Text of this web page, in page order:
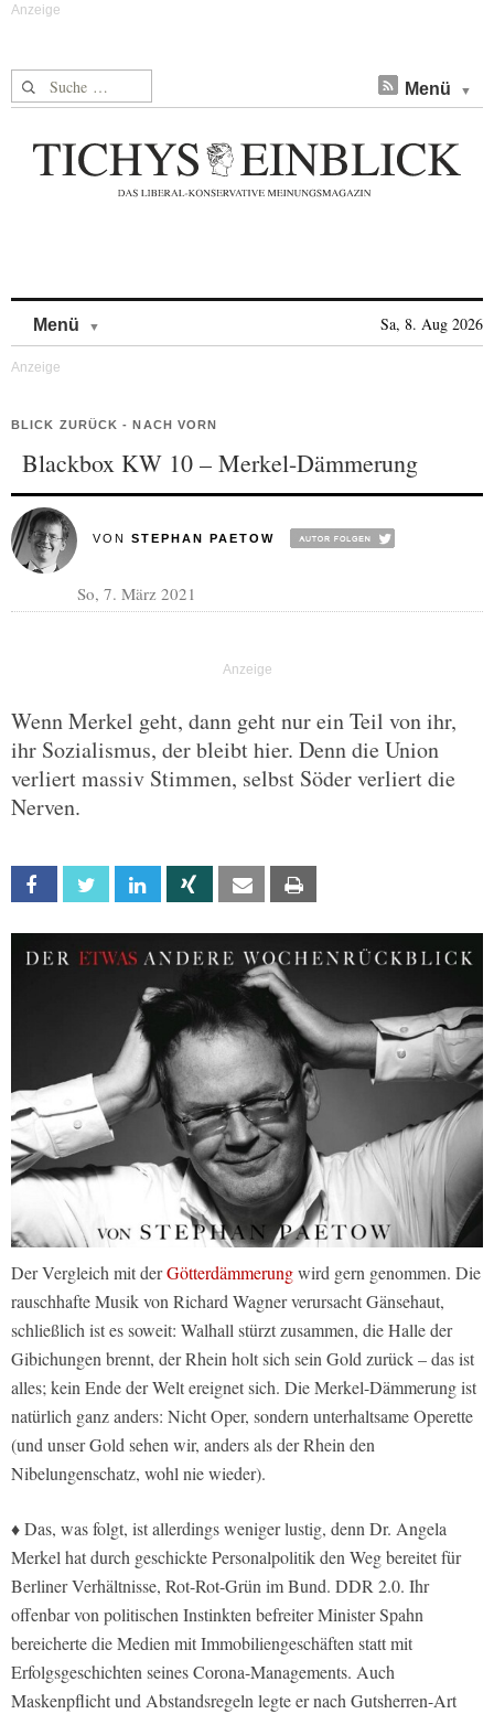
Suche nach: Menü
Menü Sa, 8. Aug 2026
BLICK ZURÜCK - NACH VORN
Blackbox KW 10 – Merkel-Dämmerung
VON STEPHAN PAETOW
So, 7. März 2021
Wenn Merkel geht, dann geht nur ein Teil von ihr,
ihr Sozialismus, der bleibt hier. Denn die Union
verliert massiv Stimmen, selbst Söder verliert die
Nerven.
Facebook Twitter Linkedin Xing Email
Der Vergleich mit derGötterdämmerungwird gern genommen. Die
rauschhafte Musik von Richard Wagner verursacht Gänsehaut,
schließlich ist es soweit: Walhall stürzt zusammen, die Halle der
Gibichungen brennt, der Rhein holt sich sein Gold zurück – das ist
alles; kein Ende der Welt ereignet sich. Die Merkel-Dämmerung ist
natürlich ganz anders: Nicht Oper, sondern unterhaltsame Operette
(und unser Gold sehen wir, anders als der Rhein den
Nibelungenschatz, wohl nie wieder).
♦ Das, was folgt, ist allerdings weniger lustig, denn Dr. Angela
Merkel hat durch geschickte Personalpolitik den Weg bereitet für
Berliner Verhältnisse, Rot-Rot-Grün im Bund. DDR 2.0. Ihr
offenbar von politischen Instinkten befreiter Minister Spahn
bereicherte die Medien mit Immobiliengeschäften statt mit
Erfolgsgeschichten seines Corona-Managements. Auch
Maskenpflicht und Abstandsregeln legte er nach Gutsherren-Art